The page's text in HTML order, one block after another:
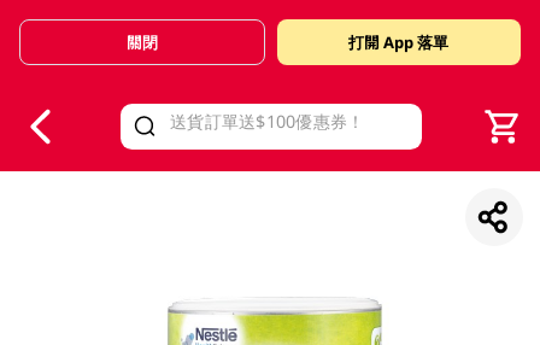
Valid Until 30 June 2026
關閉 打開 App 落單